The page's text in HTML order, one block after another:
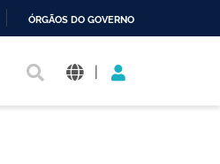
ÓRGÃOS DO GOVERNO
|